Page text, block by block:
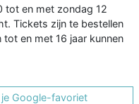
tot en met zondag 12
Tickets zijn te bestellen
tot en met 16 jaar kunnen
je Google-favoriet